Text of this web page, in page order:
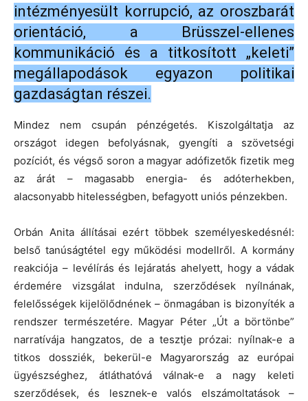
intézményesült korrupció, az oroszbarát
orientáció, a Brüsszel-ellenes
kommunikáció és a titkosított „keleti”
megállapodások egyazon politikai
gazdaságtan részei.
Mindez nem csupán pénzégetés. Kiszolgáltatja az
országot idegen befolyásnak, gyengíti a szövetségi
pozíciót, és végső soron a magyar adófizetők fizetik meg
az árát – magasabb energia- és adóterhekben,
alacsonyabb hitelességben, befagyott uniós pénzekben.
Orbán Anita állításai ezért többek személyeskedésnél:
belső tanúságtétel egy működési modellről. A kormány
reakciója – levélírás és lejáratás ahelyett, hogy a vádak
érdemére vizsgálat indulna, szerződések nyílnának,
felelősségek kijelölődnének – önmagában is bizonyíték a
rendszer természetére. Magyar Péter „Út a börtönbe”
narratívája hangzatos, de a tesztje prózai: nyílnak-e a
titkos dossziék, bekerül-e Magyarország az európai
ügyészséghez, átláthatóvá válnak-e a nagy keleti
szerződések, és lesznek-e valós elszámoltatások –